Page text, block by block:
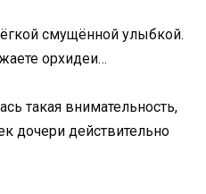
смущённой улыбкой.
орхидеи…
такая внимательность,
дочери действительно